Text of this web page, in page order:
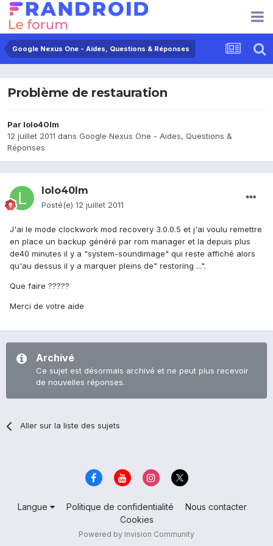
Google Nexus One - Aides, Questions & Réponses
Problème de restauration
Par lolo40lm
12 juillet 2011 dans Google Nexus One - Aides, Questions &
Réponses
lolo40lm
Posté(e) 12 juillet 2011
J'ai le mode clockwork mod recovery 3.0.0.5 et j'ai voulu remettre
en place un backup généré par rom manager et la depuis plus
de40 minutes il y a "system-soundimage" qui reste affiché alors
qu'au dessus il y a marquer pleins de" restoring ...".
Que faire ?????
Merci de votre aide
Archivé
Ce sujet est désormais archivé et ne peut plus recevoir
de nouvelles réponses.
Aller sur la liste des sujets
Langue Politique de confidentialité
Nous contacter
Cookies
Powered by Invision Community